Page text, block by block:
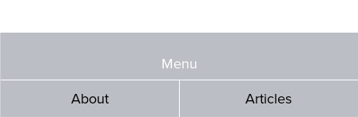
Menu
About
Articles